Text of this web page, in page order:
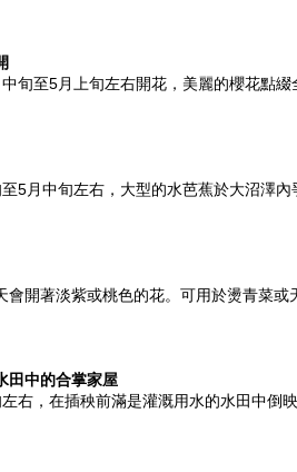
旬至5月上旬左右開花，美麗的櫻花點綴
5月中旬左右，大型的水芭蕉於大沼澤內
會開著淡紫或桃色的花。可用於燙青菜或
田中的合掌家屋
右，在插秧前滿是灌溉用水的水田中倒映